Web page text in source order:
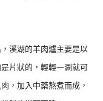
溪湖的羊肉爐主要是以
片狀的，輕輕一涮就可
，加入中藥熬煮而成，